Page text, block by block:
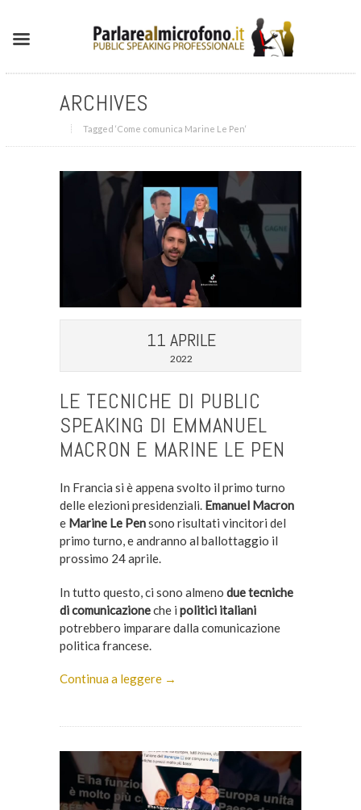
ARCHIVES
Tagged ‘Come comunica Marine Le Pen‘
11 APRILE
2022
LE TECNICHE DI PUBLIC
SPEAKING DI EMMANUEL
MACRON E MARINE LE PEN
In Francia si è appena svolto il primo turno
delle elezioni presidenziali. Emanuel Macron
e Marine Le Pensono risultati vincitori del
primo turno, e andranno al ballottaggio il
prossimo 24 aprile.
In tutto questo, ci sono almeno due tecniche
di comunicazioneche i politici italiani
potrebbero imparare dalla comunicazione
politica francese.
Continua a leggere →